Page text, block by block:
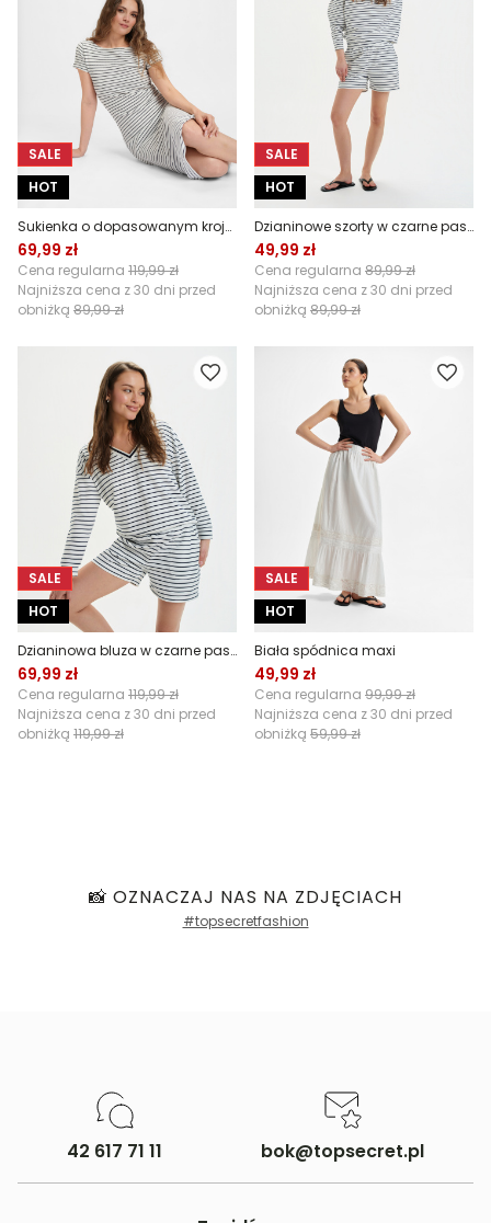
SALE
HOT
Sukienka o dopasowanym kroju w paski midi
69,99 zł
Cena regularna 119,99 zł
Najniższa cena z 30 dni przed
obniżką 89,99 zł
SALE
HOT
Dzianinowe szorty w czarne paski
49,99 zł
Cena regularna 89,99 zł
Najniższa cena z 30 dni przed
obniżką 89,99 zł
SALE
HOT
Dzianinowa bluza w czarne paski
69,99 zł
Cena regularna 119,99 zł
Najniższa cena z 30 dni przed
obniżką 119,99 zł
SALE
HOT
Biała spódnica maxi
49,99 zł
Cena regularna 99,99 zł
Najniższa cena z 30 dni przed
obniżką 59,99 zł
📸 OZNACZAJ NAS NA ZDJĘCIACH
#topsecretfashion
42 617 71 11 bok@topsecret.pl